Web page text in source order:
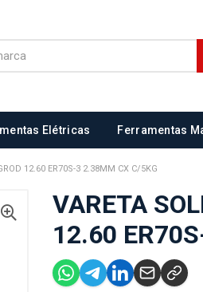
Elétricas Ferramentas
12.60 ER70S-3 2.38MM CX C/5KG
VARETA
12.60